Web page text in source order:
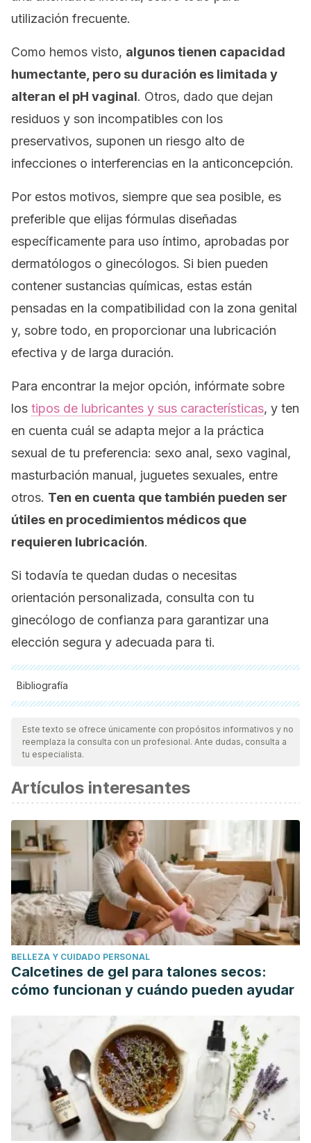
utilización frecuente.
Como hemos visto, algunos tienen capacidad
humectante, pero su duración es limitada y
alteran el pH vaginal. Otros, dado que dejan
residuos y son incompatibles con los
preservativos, suponen un riesgo alto de
infecciones o interferencias en la anticoncepción.
Por estos motivos, siempre que sea posible, es
preferible que elijas fórmulas diseñadas
específicamente para uso íntimo, aprobadas por
dermatólogos o ginecólogos. Si bien pueden
contener sustancias químicas, estas están
pensadas en la compatibilidad con la zona genital
y, sobre todo, en proporcionar una lubricación
efectiva y de larga duración.
Para encontrar la mejor opción, infórmate sobre
los tipos de lubricantes y sus características, y ten
en cuenta cuál se adapta mejor a la práctica
sexual de tu preferencia: sexo anal, sexo vaginal,
masturbación manual, juguetes sexuales, entre
otros. Ten en cuenta que también pueden ser
útiles en procedimientos médicos que
requieren lubricación.
Si todavía te quedan dudas o necesitas
orientación personalizada, consulta con tu
ginecólogo de confianza para garantizar una
elección segura y adecuada para ti.
Bibliografía
Todas las fuentes citadas fueron revisadas a profundidad por
nuestro equipo, para asegurar su calidad, confiabilidad,
vigencia y validez.La bibliografía de este artículo fue
científica.
Adcox, M. (20 de junio de 2023).Is coconut oil a safe lube
for sex?
Healthline. Consultado el 11 de febrero de 2025.
https://www.healthline.com/health/coconut-oil-sex
Butler, L. M., Osmond, D. H., Jones, A. G., & Martin, J. N.
(2009). Use of saliva as a lubricant in anal sexual practices
among homosexual men.Journal of Acquired Immune
Deficiency Syndromes,50(2), 162-167.
https://pmc.ncbi.nlm.nih.gov/articles/PMC3975591/
Cleveland Clinic. (28 de marzo de 2023).
alternatives: What to use and what to avoid
https://health.clevelandclinic.org/what-can-i-use-instead-
Holland, K. (30 de octubre de 2023).
Can I use Vaseline as
Healthline.
https://www.healthline.com/health/vaseline-as-lube
Jongthamawat, S., Klomkaew, S., & Duangsawang, W.
(2014). Assessment of the effects of lubricants on
condoms.Disease Control Journal 40 (4), 293-301.
Este texto se ofrece únicamente con propósitos informativos y no
reemplaza la consulta con un profesional. Ante dudas, consulta a
tu especialista.
Artículos interesantes
BELLEZA Y CUIDADO PERSONAL
Calcetines de gel para talones secos:
cómo funcionan y cuándo pueden ayudar